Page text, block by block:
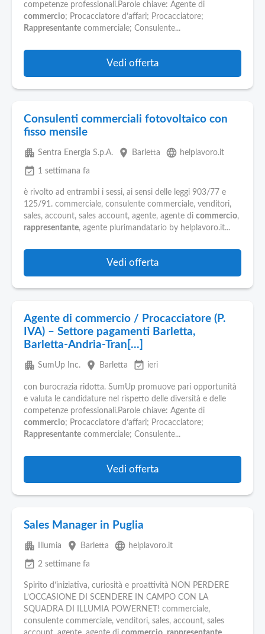
competenze professionali.Parole chiave: Agente di
commercio; Procacciatore d’affari; Procacciatore;
Rappresentante commerciale; Consulente...
Vedi offerta
Consulenti commerciali fotovoltaico con
fisso mensile
apartment Sentra Energia S.p.A. place Barletta language helplavoro.it
event_available 1 settimana fa
è rivolto ad entrambi i sessi, ai sensi delle leggi 903/77 e
125/91. commerciale, consulente commerciale, venditori,
sales, account, sales account, agente, agente di commercio,
rappresentante, agente plurimandatario by helplavoro.it...
Vedi offerta
Agente di commercio / Procacciatore (P.
IVA) – Settore pagamenti Barletta,
Barletta-Andria-Tran[...]
apartment SumUp Inc. place Barletta event_available ieri
con burocrazia ridotta. SumUp promuove pari opportunità
e valuta le candidature nel rispetto delle diversità e delle
competenze professionali.Parole chiave: Agente di
commercio; Procacciatore d’affari; Procacciatore;
Rappresentante commerciale; Consulente...
Vedi offerta
Sales Manager in Puglia
apartment Illumia place Barletta language helplavoro.it
event_available 2 settimane fa
Spirito d’iniziativa, curiosità e proattività NON PERDERE
L’OCCASIONE DI SCENDERE IN CAMPO CON LA
SQUADRA DI ILLUMIA POWERNET! commerciale,
consulente commerciale, venditori, sales, account, sales